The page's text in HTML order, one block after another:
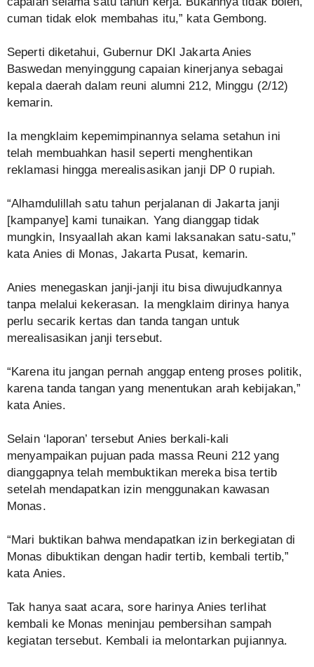
cuman tidak elok membahas itu,” kata Gembong.
Seperti diketahui, Gubernur DKI Jakarta Anies
Baswedan menyinggung capaian kinerjanya sebagai
kepala daerah dalam reuni alumni 212, Minggu (2/12)
kemarin.
Ia mengklaim kepemimpinannya selama setahun ini
telah membuahkan hasil seperti menghentikan
reklamasi hingga merealisasikan janji DP 0 rupiah.
“Alhamdulillah satu tahun perjalanan di Jakarta janji
[kampanye] kami tunaikan. Yang dianggap tidak
mungkin, Insyaallah akan kami laksanakan satu-satu,”
kata Anies di Monas, Jakarta Pusat, kemarin.
Anies menegaskan janji-janji itu bisa diwujudkannya
tanpa melalui kekerasan. Ia mengklaim dirinya hanya
perlu secarik kertas dan tanda tangan untuk
merealisasikan janji tersebut.
“Karena itu jangan pernah anggap enteng proses politik,
karena tanda tangan yang menentukan arah kebijakan,”
kata Anies.
Selain ‘laporan’ tersebut Anies berkali-kali
menyampaikan pujuan pada massa Reuni 212 yang
dianggapnya telah membuktikan mereka bisa tertib
setelah mendapatkan izin menggunakan kawasan
Monas.
“Mari buktikan bahwa mendapatkan izin berkegiatan di
Monas dibuktikan dengan hadir tertib, kembali tertib,”
kata Anies.
Tak hanya saat acara, sore harinya Anies terlihat
kembali ke Monas meninjau pembersihan sampah
kegiatan tersebut. Kembali ia melontarkan pujiannya.